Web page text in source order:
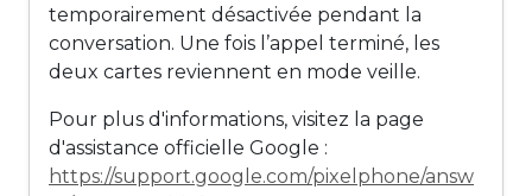
temporairement désactivée pendant la
conversation. Une fois l’appel terminé, les
deux cartes reviennent en mode veille.
Pour plus d'informations, visitez la page
d'assistance officielle Google :
https://support.google.com/pixelphone/answ